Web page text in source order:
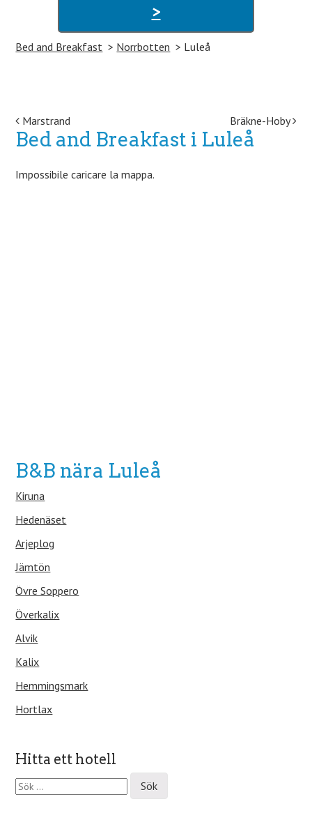
>
Bed and Breakfast Norrbotten Luleå
Post navigation
Marstrand Bräkne-Hoby
Bed and Breakfast i Luleå
Impossibile caricare la mappa.
B&B nära Luleå
Kiruna
Hedenäset
Arjeplog
Jämtön
Övre Soppero
Överkalix
Alvik
Kalix
Hemmingsmark
Hortlax
Hitta ett hotell
S
ö